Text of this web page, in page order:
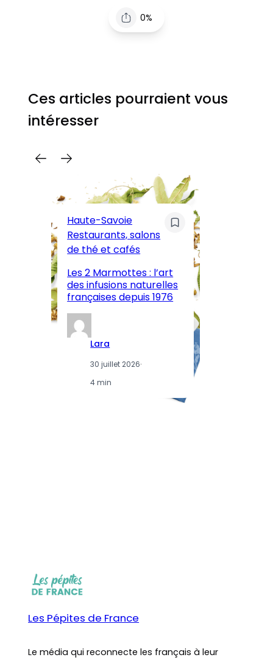
0%
Ces articles pourraient vous
intéresser
Haute-Savoie
Restaurants, salons
de thé et cafés
Les 2 Marmottes : l’art
des infusions naturelles
françaises depuis 1976
Lara
30 juillet 2026·
4 min
Les Pépites de France
Le média qui reconnecte les français à leur